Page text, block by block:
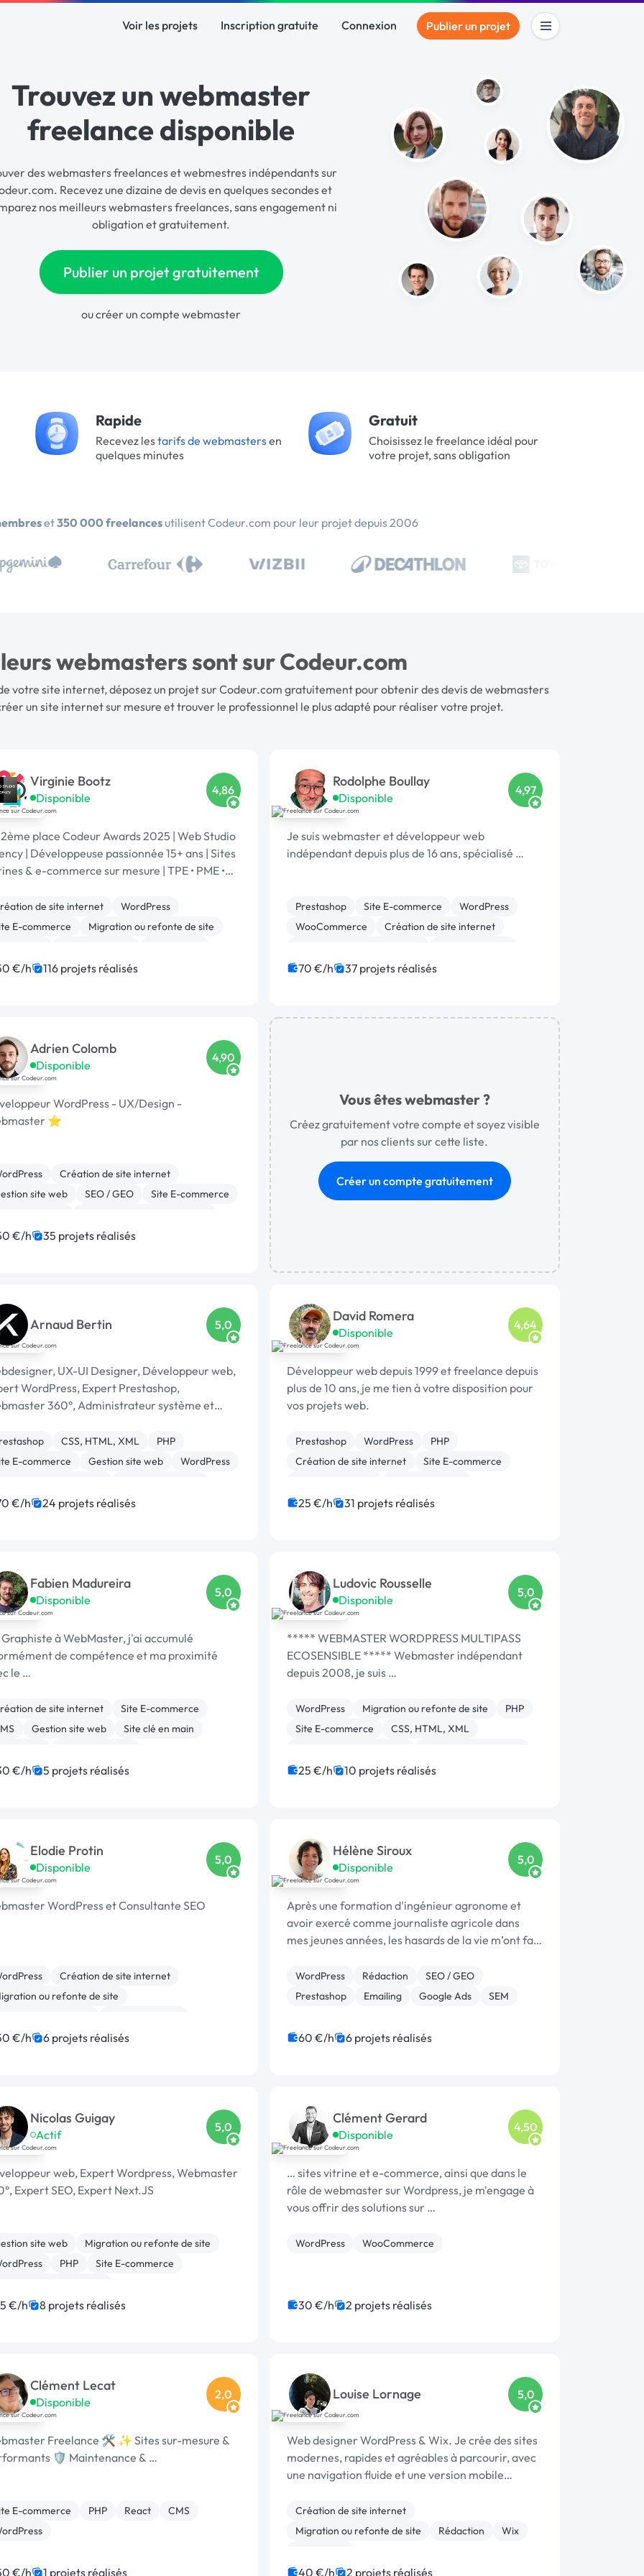
Voir les projets Inscription gratuite Connexion Publier un projet
Trouvez un webmaster
freelance disponible
des webmasters freelances et webmestres indépendants sur
Recevez une dizaine de devis en quelques secondes et
nos meilleurs webmasters freelances, sans engagement ni
obligation et gratuitement.
Publier un projet gratuitement
oucréer un compte webmaster
Rapide
Recevez lestarifs de webmastersen
quelques minutes
Gratuit
Choisissez le freelance idéal pour
votre projet, sans obligation
et350 000 freelancesutilisent Codeur.com pour leur projet depuis 2006
webmasters sont sur Codeur.com
votre site internet, déposez un projet sur Codeur.com gratuitement pour obtenir des devis de webmasters
un site internetsur mesure et trouver le professionnel le plus adapté pour réaliser votre projet.
Virginie Bootz
Disponible
4,86
place Codeur Awards 2025 | Web Studio
| Développeuse passionnée 15+ ans | Sites
& e-commerce sur mesure | TPE • PME •
de site internet
WordPress
E-commerce
Migration ou refonte de site
Développement spécifique
€/h 116 projets réalisés
Rodolphe Boullay
Disponible
4,97
Je suis webmaster et développeur web
indépendant depuis plus de 16 ans, spécialisé …
Prestashop Site E-commerce
WordPress
WooCommerce
Création de site internet
Logo
70 €/h 37 projets réalisés
Adrien Colomb
Disponible
4,90
WordPress - UX/Design -
⭐
Création de site internet
site web
SEO / GEO
Site E-commerce
utilisateur
Charte graphique
€/h 35 projets réalisés
Vous êtes webmaster ?
Créez gratuitement votre compte et soyez visible
par nos clients sur cette liste.
Créer un compte gratuitement
Arnaud Bertin 5,0
UX-UI Designer, Développeur web,
WordPress, Expert Prestashop,
360°, Administrateur système et
CSS, HTML, XML
PHP
E-commerce
Gestion site web
WordPress
Symfony
€/h 24 projets réalisés
David Romera
Disponible
4,64
Développeur web depuis 1999 et freelance depuis
plus de 10 ans, je me tien à votre disposition pour
vos projets web.
Prestashop WordPress
PHP
Création de site internet
Site E-commerce
Développement spécifique
Installation de Script
25 €/h 31 projets réalisés
Fabien Madureira
Disponible
5,0
à WebMaster, j'ai accumulé
de compétence et ma proximité
le …
de site internet
Site E-commerce
Gestion site web
Site clé en main
spécifique
€/h 5 projets réalisés
Ludovic Rousselle
Disponible
5,0
***** WEBMASTER WORDPRESS MULTIPASS
ECOSENSIBLE ***** Webmaster indépendant
depuis 2008, je suis …
WordPress Migration ou refonte de site
PHP
Site E-commerce
CSS, HTML, XML
SEO / GEO
25 €/h 10 projets réalisés
Elodie Protin
Disponible
5,0
WordPress et Consultante SEO
Création de site internet
ou refonte de site
correction
Logo
€/h 6 projets réalisés
Hélène Siroux
Disponible
5,0
Après une formation d'ingénieur agronome et
avoir exercé comme journaliste agricole dans
mes jeunes années, les hasards de la vie m’ont fait
tant
WordPress Rédaction
SEO / GEO
Prestashop
Emailing Google Ads SEM
60 €/h 6 projets réalisés
Nicolas Guigay
Actif
5,0
web, Expert Wordpress, Webmaster
Expert SEO, Expert Next.JS
site web
Migration ou refonte de site
PHP
Site E-commerce
spécifique
€/h 8 projets réalisés
Clément Gerard
Disponible
4,50
… sites vitrine et e-commerce, ainsi que dans le
rôle de webmaster sur Wordpress, je m'engage à
vous offrir des solutions sur …
WordPress WooCommerce
30 €/h 2 projets réalisés
Clément Lecat
Disponible
2,0
Freelance 🛠️ ✨ Sites sur-mesure &
🛡️ Maintenance & …
E-commerce PHP React
CMS
€/h 1 projets réalisés
Louise Lornage 5,0
Web designer WordPress & Wix. Je crée des sites
modernes, rapides et agréables à parcourir, avec
une navigation fluide et une version mobile
communication simple.
Création de site internet
Migration ou refonte de site
Rédaction
Wix
40 €/h 2 projets réalisés